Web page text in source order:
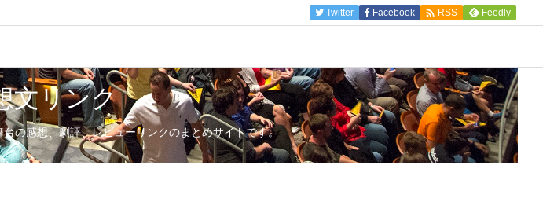
Twitter Facebook  RSS Feedly
文リンク
の感想、劇評、レビューリンクのまとめサイトです。